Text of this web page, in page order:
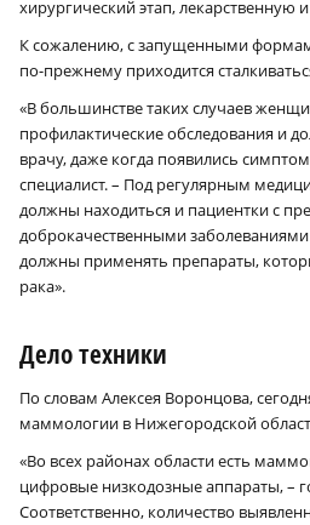
хирургический этап, лекарственную
К сожалению, с запущенными
по-прежнему приходится
«В большинстве таких случаев
профилактические обследования и
врачу, даже когда появились
специалист. – Под регулярным
должны находиться и пациентки с
доброкачественными
должны применять препараты,
рака».
Дело техники
По словам Алексея Воронцова,
маммологии в Нижегородской
«Во всех районах области есть
цифровые низкодозные аппараты, –
Соответственно, количество